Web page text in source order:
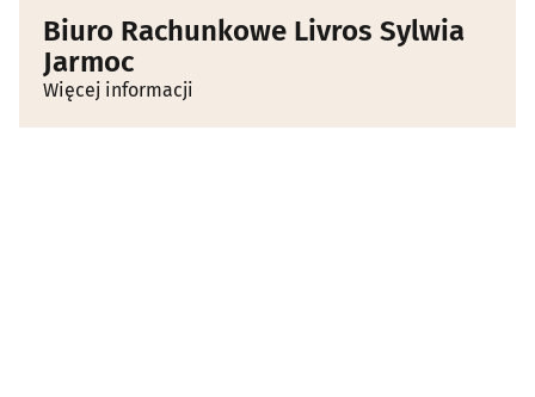
Biuro Rachunkowe Livros Sylwia
Jarmoc
Więcej informacji